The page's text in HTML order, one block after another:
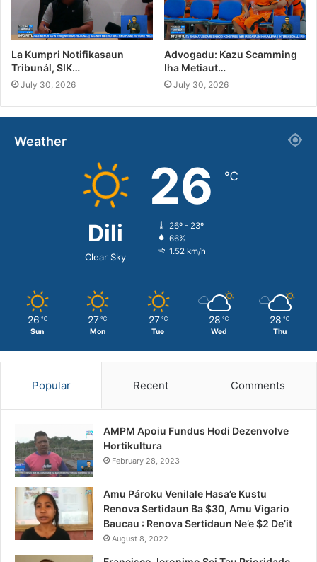
La Kumpri Notifikasaun
Tribunál, SIK…
July 30, 2026
Advogadu: Kazu Scamming
Iha Metiaut…
July 30, 2026
Weather
Dili
Clear Sky
26 ℃
26º - 23º
66%
1.52 km/h
26 ℃
Sun
27 ℃
Mon
27 ℃
Tue
28 ℃
Wed
28 ℃
Thu
Popular Recent Comments
AMPM Apoiu Fundus Hodi Dezenvolve
Hortikultura
February 28, 2023
Amu Pároku Venilale Hasa’e Kustu
Renova Sertidaun Ba $30, Amu Vigario
Baucau : Renova Sertidaun Ne’e $2 De’it
August 8, 2022